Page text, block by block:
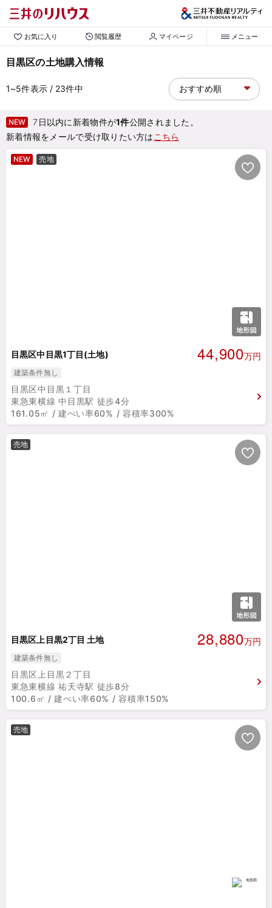
お気に入り 閲覧履歴 マイページ メニュー
目黒区の土地購入情報
1~5件表示/ 23件中
NEW 7日以内に新着物件が1件公開されました。
新着情報をメールで受け取りたい方は こちら
NEW 売地
目黒区中目黒1丁目(土地) 44,900万円
建築条件無し
目黒区中目黒１丁目
東急東横線 中目黒駅 徒歩4分
161.05㎡ / 建ぺい率60% / 容積率300%
売地
目黒区上目黒2丁目 土地 28,880万円
建築条件無し
目黒区上目黒２丁目
東急東横線 祐天寺駅 徒歩8分
100.6㎡ / 建ぺい率60% / 容積率150%
売地